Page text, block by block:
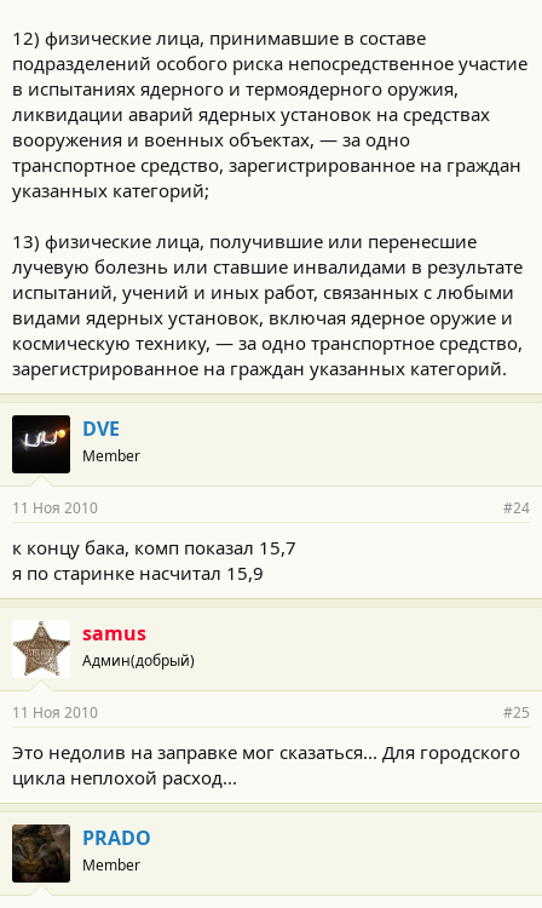
12) физические лица, принимавшие в составе
подразделений особого риска непосредственное участие
в испытаниях ядерного и термоядерного оружия,
ликвидации аварий ядерных установок на средствах
вооружения и военных объектах, — за одно
транспортное средство, зарегистрированное на граждан
указанных категорий;
13) физические лица, получившие или перенесшие
лучевую болезнь или ставшие инвалидами в результате
испытаний, учений и иных работ, связанных с любыми
видами ядерных установок, включая ядерное оружие и
космическую технику, — за одно транспортное средство,
зарегистрированное на граждан указанных категорий.
DVE
Member
11 Ноя 2010 #24
к концу бака, комп показал 15,7
я по старинке насчитал 15,9
samus
Админ(добрый)
11 Ноя 2010 #25
Это недолив на заправке мог сказаться... Для городского
цикла неплохой расход...
PRADO
Member